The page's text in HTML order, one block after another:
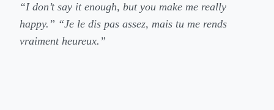
“I don’t say it enough, but you make me really
happy.” “Je le dis pas assez, mais tu me rends
vraiment heureux.”